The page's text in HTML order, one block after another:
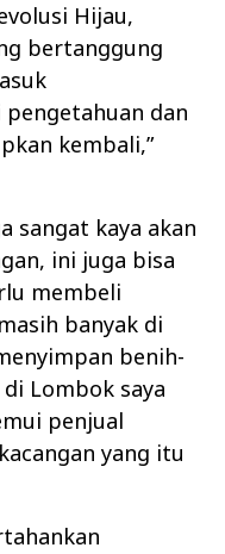
Hijau,
bertanggung
pengetahuan dan
kembali,”
sangat kaya akan
ini juga bisa
membeli
banyak di
benih-
Lombok saya
penjual
yang itu